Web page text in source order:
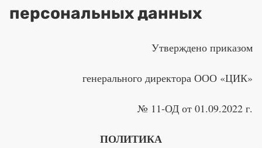
Статьи
Искусство исцелять
Премия 2026 (текущая)
Премия 2025
персональных данных
Утверждено приказом
генерального директора ООО «ЦИК»
№ 11-ОД от 01.09.2022 г.
ПОЛИТИКА